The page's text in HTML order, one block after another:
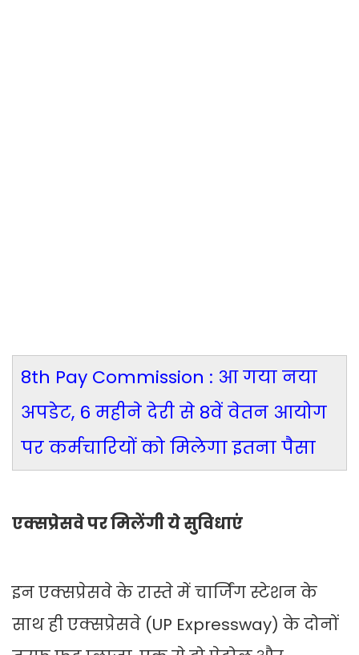
8th Pay Commission : आ गया नया
अपडेट, 6 महीने देरी से 8वें वेतन आयोग
पर कर्मचारियों को मिलेगा इतना पैसा
एक्सप्रेसवे पर मिलेंगी ये सुविधाएं
इन एक्सप्रेसवे के रास्ते में चार्जिंग स्टेशन के
साथ ही एक्सप्रेसवे (UP Expressway) के दोनों